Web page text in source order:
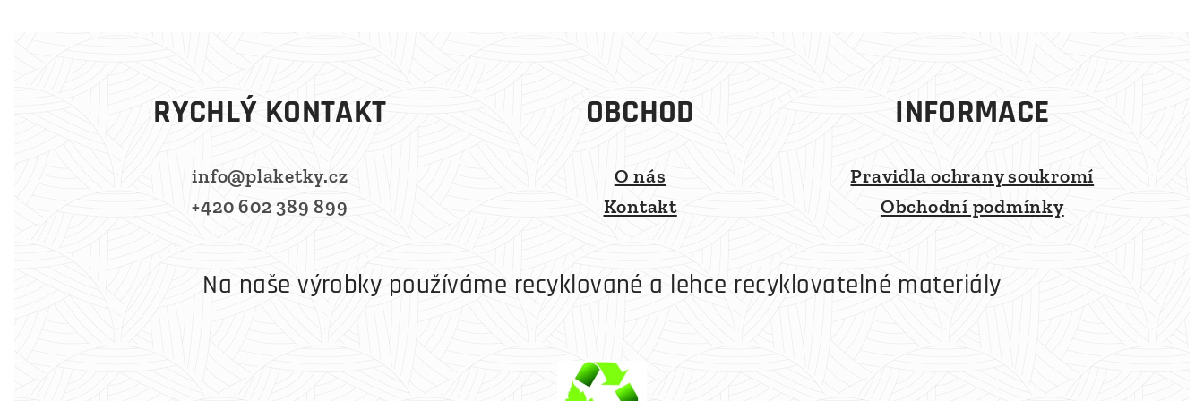
RYCHLÝ KONTAKT
info@plaketky.cz
+420 602 389 899
OBCHOD
O nás
Kontakt
INFORMACE
Pravidla ochrany soukromí
Obchodní podmínky
Na naše výrobky používáme recyklované a lehce recyklovatelné materiály